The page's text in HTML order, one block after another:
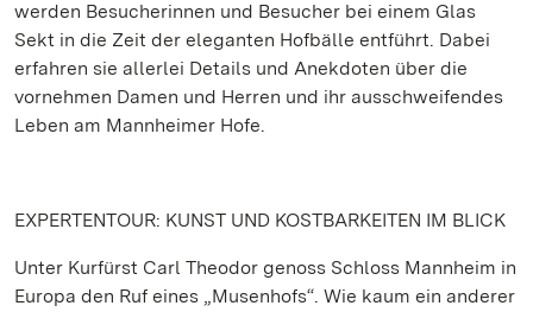
werden Besucherinnen und Besucher bei einem Glas
Sekt in die Zeit der eleganten Hofbälle entführt. Dabei
erfahren sie allerlei Details und Anekdoten über die
vornehmen Damen und Herren und ihr ausschweifendes
Leben am Mannheimer Hofe.
EXPERTENTOUR: KUNST UND KOSTBARKEITEN IM BLICK
Unter Kurfürst Carl Theodor genoss Schloss Mannheim in
Europa den Ruf eines „Musenhofs“. Wie kaum ein anderer